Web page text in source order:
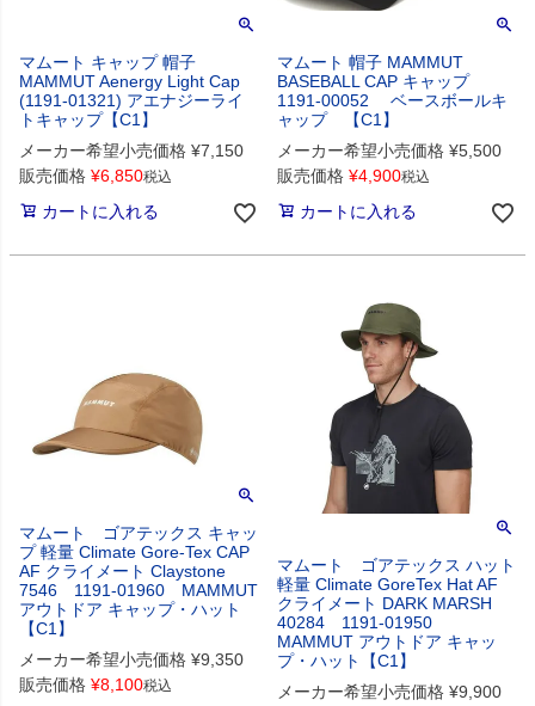
マムート キャップ 帽子
MAMMUT Aenergy Light Cap
(1191-01321) アエナジーライ
トキャップ【C1】
メーカー希望小売価格 ¥7,150
販売価格 ¥6,850税込
カートに入れる
マムート 帽子 MAMMUT
BASEBALL CAP キャップ
1191-00052 ベースボールキ
ャップ 【C1】
メーカー希望小売価格 ¥5,500
販売価格 ¥4,900税込
カートに入れる
マムート ゴアテックス キャッ
プ 軽量 Climate Gore-Tex CAP
AF クライメート Claystone
7546 1191-01960 MAMMUT
アウトドア キャップ・ハット
【C1】
メーカー希望小売価格 ¥9,350
販売価格 ¥8,100税込
マムート ゴアテックス ハット
軽量 Climate GoreTex Hat AF
クライメート DARK MARSH
40284 1191-01950
MAMMUT アウトドア キャッ
プ・ハット【C1】
メーカー希望小売価格 ¥9,900